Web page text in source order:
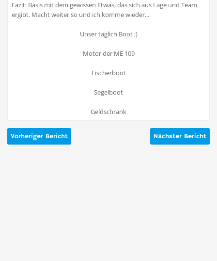
Fazit: Basis mit dem gewissen Etwas, das sich aus Lage und Team
ergibt. Macht weiter so und ich komme wieder...
Unser täglich Boot ;)
Motor der ME 109
Fischerboot
Segelboot
Geldschrank
Nächster Bericht
Vorheriger Bericht